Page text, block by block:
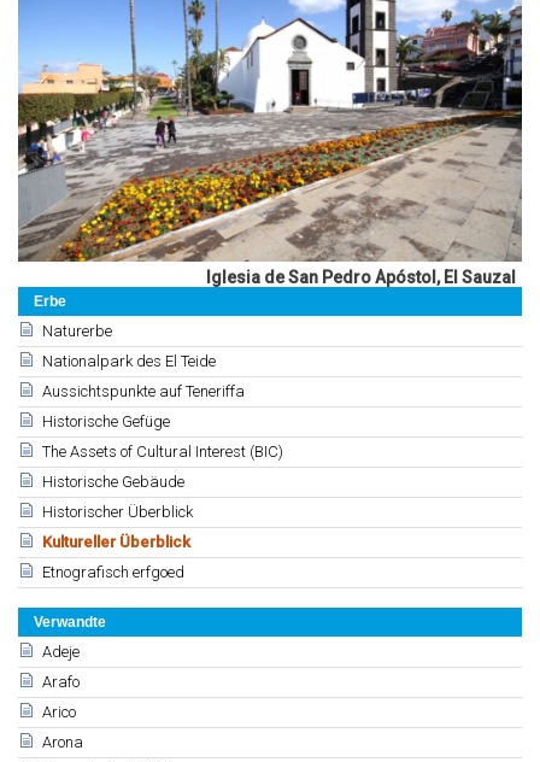
Erbe
Naturerbe
Nationalpark des El Teide
Aussichtspunkte auf Teneriffa
Historische Gefüge
The Assets of Cultural Interest (BIC)
Historische Gebäude
Historischer Überblick
Kultureller Überblick
Etnografisch erfgoed
Verwandte
Adeje
Arafo
Arico
Arona
Iglesia de San Pedro Apóstol, El Sauzal